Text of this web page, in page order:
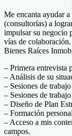
Me encanta ayudar
(consultorías) a
impulsar su negocio
vías de
Bienes Raíces
– Primera entrevista
– Análisis de su
– Sesiones de
– Sesiones de
– Diseño de Plan
– Formación
– Acceso a mis
campos.